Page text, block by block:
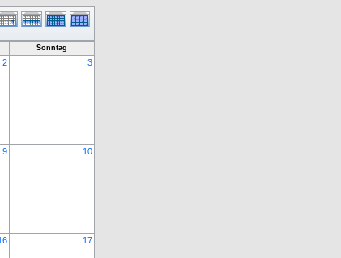
Sonntag
2 3
9 10
17